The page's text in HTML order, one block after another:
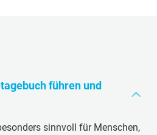
führen und
sinnvoll für Menschen,